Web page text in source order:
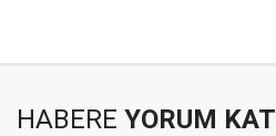
HABERE YORUM KAT